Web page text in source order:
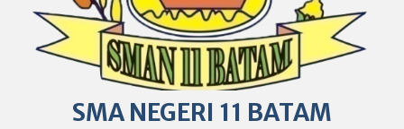
SMA NEGERI 11 BATAM